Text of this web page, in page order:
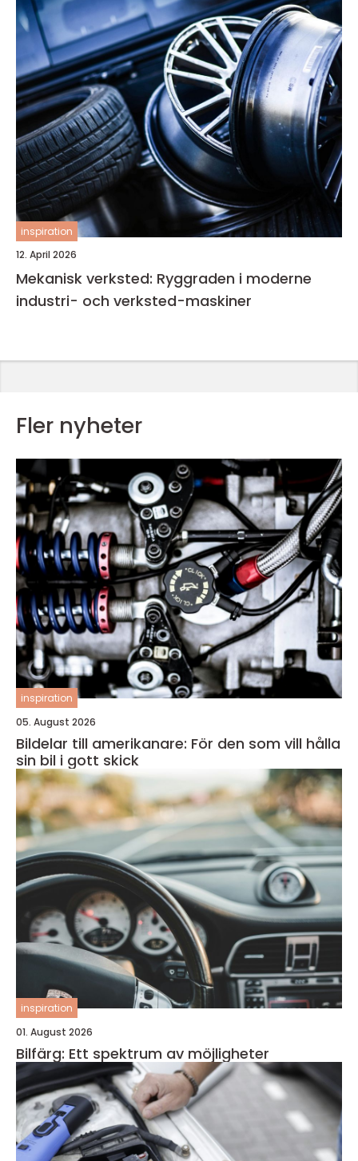
inspiration
12. April 2026
Mekanisk verksted: Ryggraden i moderne
industri- och verksted-maskiner
Fler nyheter
inspiration
05. August 2026
Bildelar till amerikanare: För den som vill hålla
sin bil i gott skick
inspiration
01. August 2026
Bilfärg: Ett spektrum av möjligheter